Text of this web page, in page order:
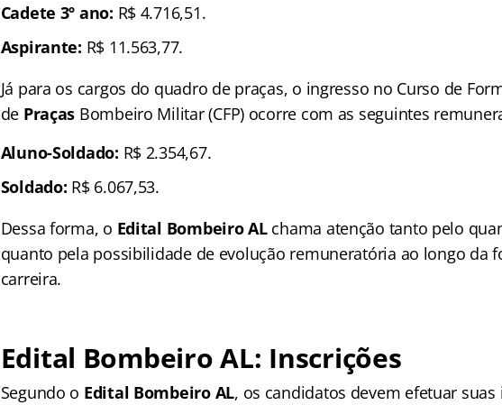
Cadete 3º ano: R$ 4.716,51.
Aspirante: R$ 11.563,77.
Já para os cargos do quadro de praças, o ingresso no Curso de
de Praças Bombeiro Militar (CFP) ocorre com as seguintes
Aluno-Soldado: R$ 2.354,67.
Soldado: R$ 6.067,53.
Dessa forma, o Edital Bombeiro ALchama atenção tanto pelo
quanto pela possibilidade de evolução remuneratória ao longo da
carreira.
Edital Bombeiro AL: Inscrições
Segundo o Edital Bombeiro AL, os candidatos devem efetuar suas